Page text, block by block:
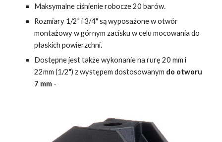
Maksymalne ciśnienie robocze 20 barów.
Rozmiary 1/2" i 3/4" są wyposażone w otwór
montażowy w górnym zacisku w celu mocowania do
płaskich powierzchni.
Dostępne jest także wykonanie na rurę 20 mm i
22mm (1/2") z występem dostosowanym do otworu
7 mm -